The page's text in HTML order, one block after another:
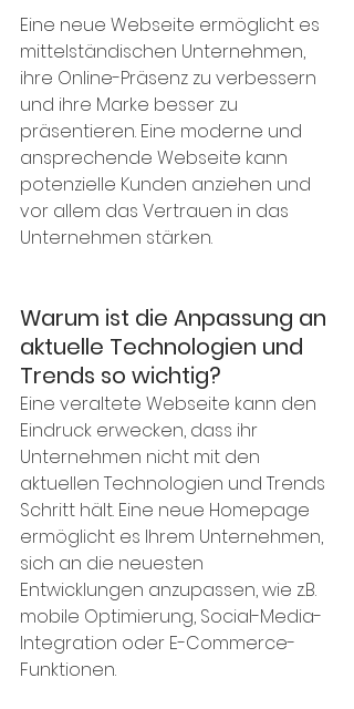
Eine neue Webseite ermöglicht es
mittelständischen Unternehmen,
ihre Online-Präsenz zu verbessern
und ihre Marke besser zu
präsentieren. Eine moderne und
ansprechende Webseite kann
potenzielle Kunden anziehen und
vor allem das Vertrauen in das
Unternehmen stärken.
Warum ist die Anpassung an
aktuelle Technologien und
Trends so wichtig?
Eine veraltete Webseite kann den
Eindruck erwecken, dass ihr
Unternehmen nicht mit den
aktuellen Technologien und Trends
Schritt hält. Eine neue Homepage
ermöglicht es Ihrem Unternehmen,
sich an die neuesten
Entwicklungen anzupassen, wie z.B.
mobile Optimierung, Social-Media-
Integration oder E-Commerce-
Funktionen.